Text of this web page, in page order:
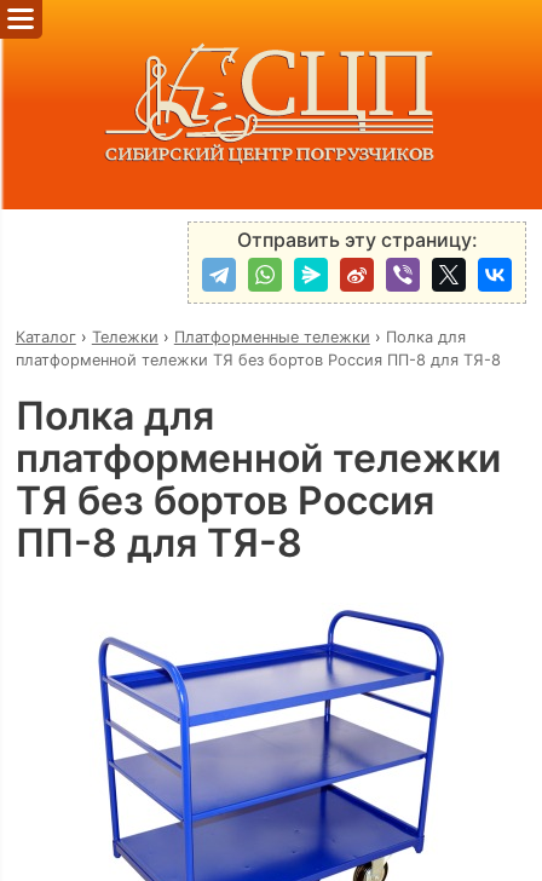
Отправить эту страницу:
Каталог› Тележки › Платформенные тележки › Полка для
платформенной тележки ТЯ без бортов Россия ПП-8 для ТЯ-8
Полка для
платформенной тележки
ТЯ без бортов Россия
ПП-8 для ТЯ-8